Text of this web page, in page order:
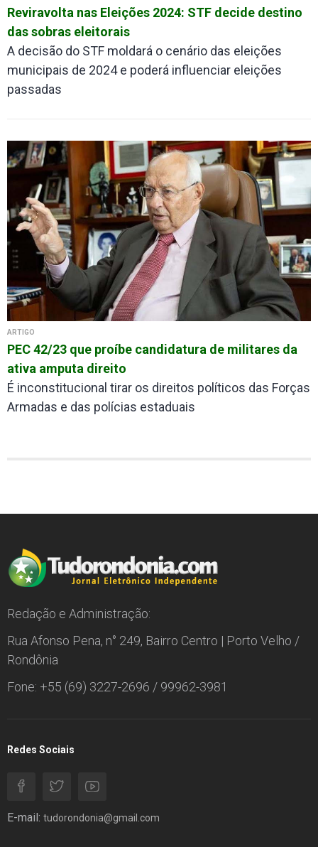
Reviravolta nas Eleições 2024: STF decide destino
das sobras eleitorais
A decisão do STF moldará o cenário das eleições
municipais de 2024 e poderá influenciar eleições
passadas
ARTIGO
PEC 42/23 que proíbe candidatura de militares da
ativa amputa direito
É inconstitucional tirar os direitos políticos das Forças
Armadas e das polícias estaduais
Redação e Administração:
Rua Afonso Pena, n° 249, Bairro Centro | Porto Velho /
Rondônia
Fone: +55 (69) 3227-2696 / 99962-3981
Redes Sociais
E-mail: tudorondonia@gmail.com